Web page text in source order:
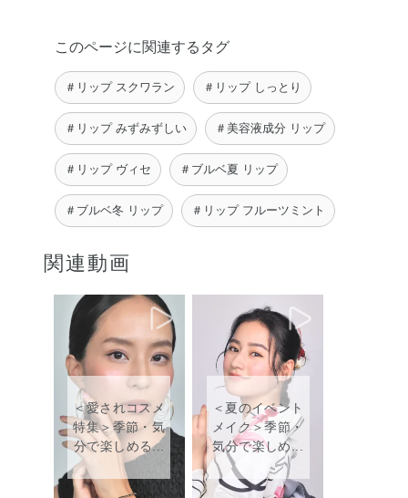
このページに関連するタグ
＃リップ スクワラン ＃リップ しっとり
＃リップ みずみずしい ＃美容液成分 リップ
＃リップ ヴィセ ＃ブルベ夏 リップ
＃ブルベ冬 リップ ＃リップ フルーツミント
関連動画
＜愛されコスメ
特集＞季節・気
分で楽しめる...
＜夏のイベント
メイク＞季節・
気分で楽しめ...